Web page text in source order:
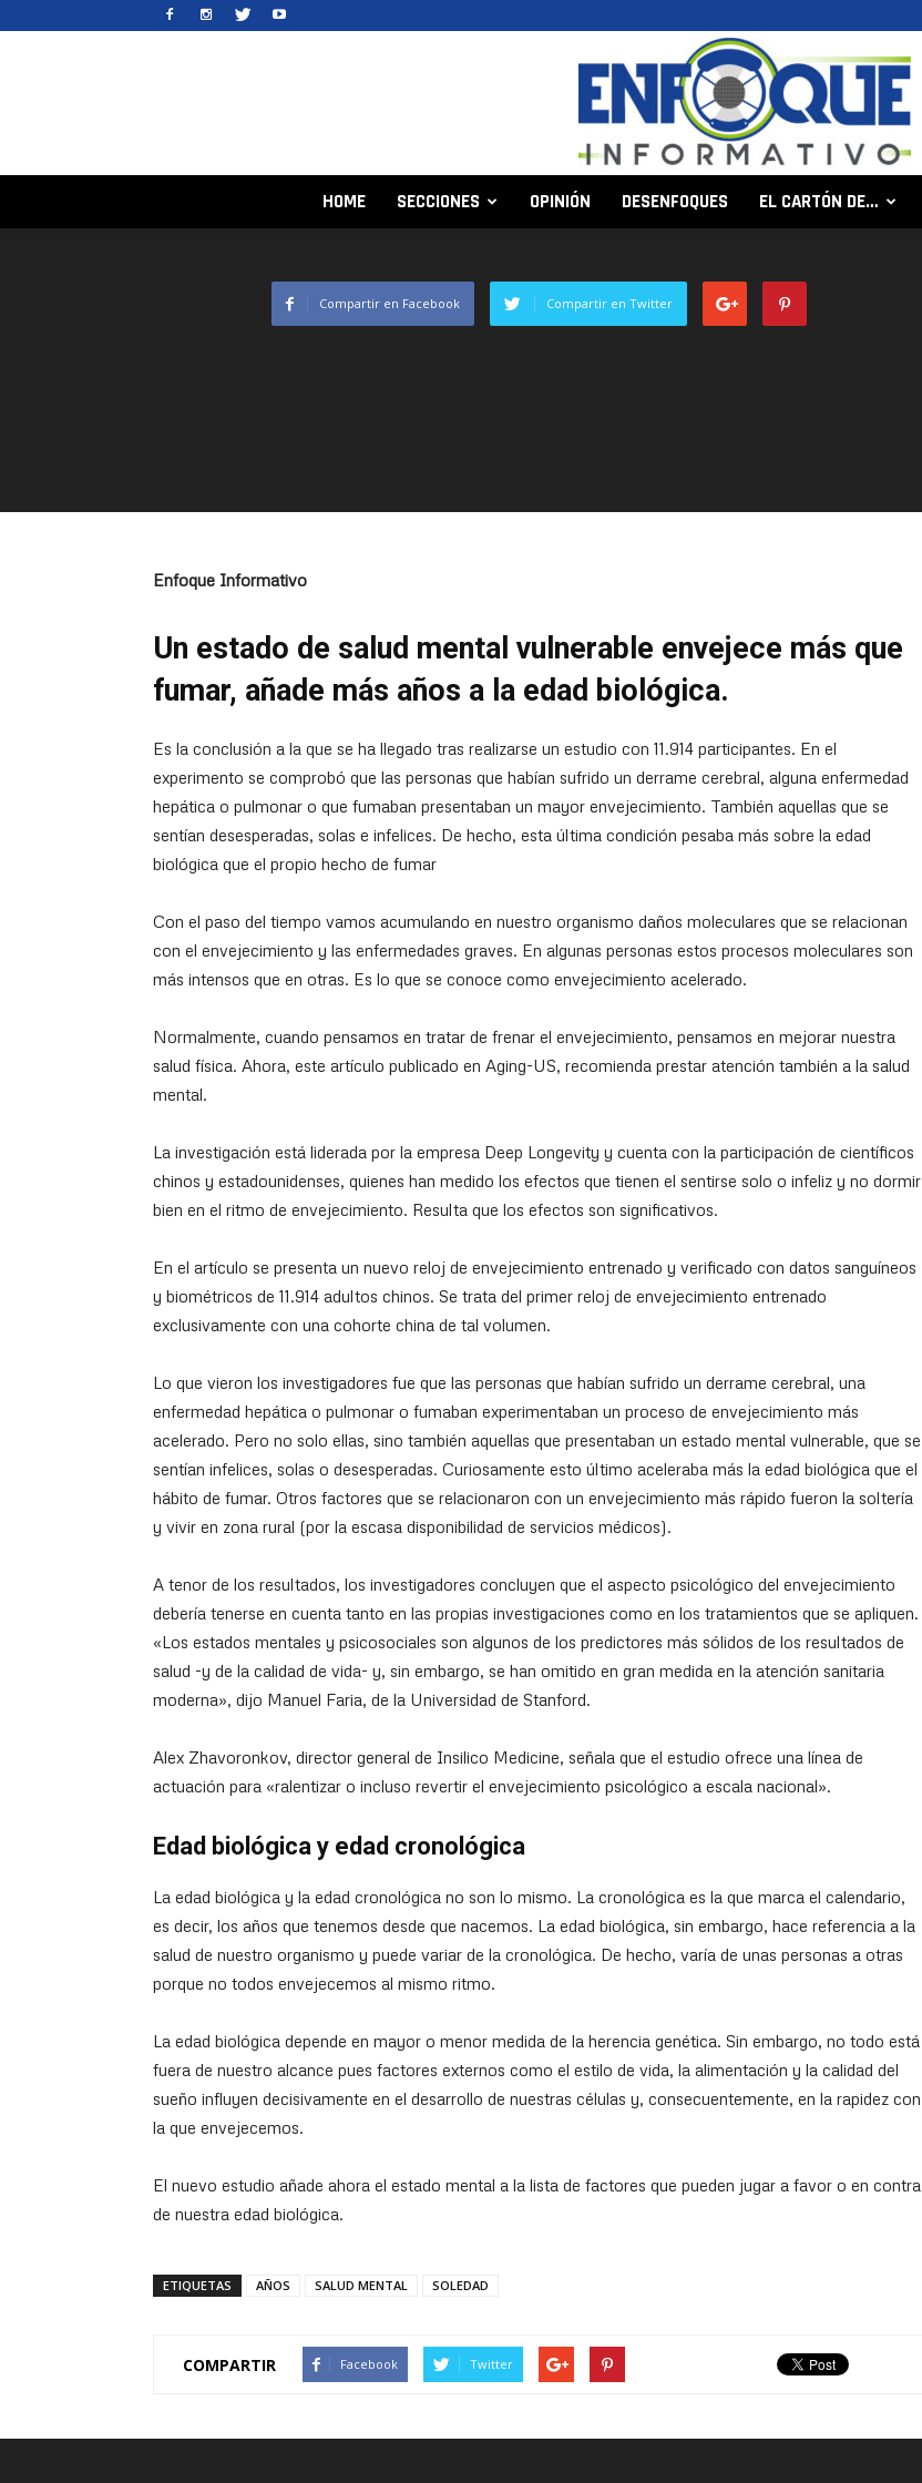
HOME SECCIONES OPINIÓN DESENFOQUES EL CARTÓN DE…
Compartir en Facebook Compartir en Twitter
Enfoque Informativo
Un estado de salud mental vulnerable envejece más que
fumar, añade más años a la edad biológica.
Es la conclusión a la que se ha llegado tras realizarse un estudio con 11.914 participantes. En el
experimento se comprobó que las personas que habían sufrido un derrame cerebral, alguna enfermedad
hepática o pulmonar o que fumaban presentaban un mayor envejecimiento. También aquellas que se
sentían desesperadas, solas e infelices. De hecho, esta última condición pesaba más sobre la edad
biológica que el propio hecho de fumar
Con el paso del tiempo vamos acumulando en nuestro organismo daños moleculares que se relacionan
con el envejecimiento y las enfermedades graves. En algunas personas estos procesos moleculares son
más intensos que en otras. Es lo que se conoce como envejecimiento acelerado.
Normalmente, cuando pensamos en tratar de frenar el envejecimiento, pensamos en mejorar nuestra
salud física. Ahora, este artículo publicado en Aging-US, recomienda prestar atención también a la salud
mental.
La investigación está liderada por la empresa Deep Longevity y cuenta con la participación de científicos
chinos y estadounidenses, quienes han medido los efectos que tienen el sentirse solo o infeliz y no dormir
bien en el ritmo de envejecimiento. Resulta que los efectos son significativos.
En el artículo se presenta un nuevo reloj de envejecimiento entrenado y verificado con datos sanguíneos
y biométricos de 11.914 adultos chinos. Se trata del primer reloj de envejecimiento entrenado
exclusivamente con una cohorte china de tal volumen.
Lo que vieron los investigadores fue que las personas que habían sufrido un derrame cerebral, una
enfermedad hepática o pulmonar o fumaban experimentaban un proceso de envejecimiento más
acelerado. Pero no solo ellas, sino también aquellas que presentaban un estado mental vulnerable, que se
sentían infelices, solas o desesperadas. Curiosamente esto último aceleraba más la edad biológica que el
hábito de fumar. Otros factores que se relacionaron con un envejecimiento más rápido fueron la soltería
y vivir en zona rural (por la escasa disponibilidad de servicios médicos).
A tenor de los resultados, los investigadores concluyen que el aspecto psicológico del envejecimiento
debería tenerse en cuenta tanto en las propias investigaciones como en los tratamientos que se apliquen.
«Los estados mentales y psicosociales son algunos de los predictores más sólidos de los resultados de
salud -y de la calidad de vida- y, sin embargo, se han omitido en gran medida en la atención sanitaria
moderna», dijo Manuel Faria, de la Universidad de Stanford.
Alex Zhavoronkov, director general de Insilico Medicine, señala que el estudio ofrece una línea de
actuación para «ralentizar o incluso revertir el envejecimiento psicológico a escala nacional».
Edad biológica y edad cronológica
La edad biológica y la edad cronológica no son lo mismo. La cronológica es la que marca el calendario,
es decir, los años que tenemos desde que nacemos. La edad biológica, sin embargo, hace referencia a la
salud de nuestro organismo y puede variar de la cronológica. De hecho, varía de unas personas a otras
porque no todos envejecemos al mismo ritmo.
La edad biológica depende en mayor o menor medida de la herencia genética. Sin embargo, no todo está
fuera de nuestro alcance pues factores externos como el estilo de vida, la alimentación y la calidad del
sueño influyen decisivamente en el desarrollo de nuestras células y, consecuentemente, en la rapidez con
la que envejecemos.
El nuevo estudio añade ahora el estado mental a la lista de factores que pueden jugar a favor o en contra
de nuestra edad biológica.
ETIQUETAS AÑOS SALUD MENTAL SOLEDAD
COMPARTIR Facebook Twitter